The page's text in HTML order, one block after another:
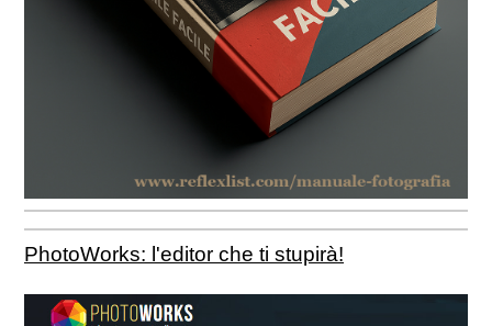
PhotoWorks: l'editor che ti stupirà!